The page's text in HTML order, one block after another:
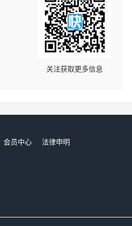
关注获取更多信息
会员中心
法律申明